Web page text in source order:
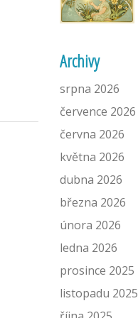
Archivy
srpna 2026
července 2026
června 2026
května 2026
dubna 2026
března 2026
února 2026
ledna 2026
prosince 2025
listopadu 2025